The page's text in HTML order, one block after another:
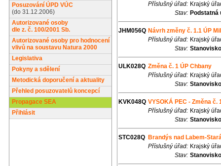
Posuzování ÚPD VÚC
(do 31.12.2006)
Autorizované osoby
dle z. č. 100/2001 Sb.
Autorizované osoby pro hodnocení
vlivů na soustavu Natura 2000
Legislativa
Pokyny a sdělení
Metodická doporučení a aktuality
Přehled posuzovatelů koncepcí
Propagace SEA
Přihlásit
Příslušný úřad: Krajský
Stav: Podstatná
JHM056Q Návrh změny č. 1.1 ÚP
Příslušný úřad: Krajský
Stav:
ULK028Q Změna č. 1 ÚP Chbany
Příslušný úřad: Krajský
Stav:
KVK048Q VYSOKÁ PEC - Změna
Příslušný úřad: Krajský
Stav:
STC028Q Brandýs nad Labem-
Příslušný úřad: Krajský
Stav: